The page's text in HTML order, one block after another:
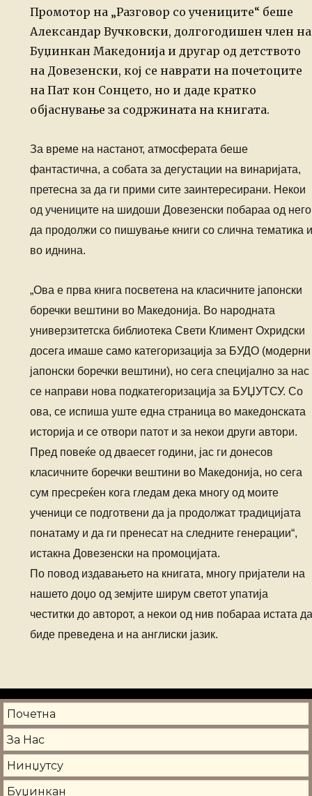
Промотор на „Разговор со учениците“ беше
Александар Вучковски, долгогодишен член на
Буџинкан Македонија и другар од детството
на Довезенски, кој се наврати на почетоците
на Пат кон Сонцето, но и даде кратко
објаснување за содржината на книгата.
За време на настанот, атмосферата беше
фантастична, а собата за дегустации на винаријата,
претесна за да ги прими сите заинтересирани. Некои
од учениците на шидоши Довезенски побараа од него
да продолжи со пишување книги со слична тематика и
во иднина.
„Ова е прва книга посветена на класичните јапонски
боречки вештини во Македонија. Во народната
универзитетска библиотека Свети Климент Охридски
досега имаше само категоризација за БУДО (модерни
јапонски боречки вештини), но сега специјално за нас
се направи нова подкатегоризација за БУЏУТСУ. Со
ова, се испиша уште една страница во македонската
историја и се отвори патот и за некои други автори.
Пред повеќе од дваесет години, јас ги донесов
класичните боречки вештини во Македонија, но сега
сум пресреќен кога гледам дека многу од моите
ученици се подготвени да ја продолжат традицијата
понатаму и да ги пренесат на следните генерации“,
истакна Довезенски на промоцијата.
По повод издавањето на книгата, многу пријатели на
нашето доџо од земјите ширум светот упатија
честитки до авторот, а некои од нив побараа истата да
биде преведена и на англиски јазик.
Почетна
За Нас
Нинџутсу
Буџинкан